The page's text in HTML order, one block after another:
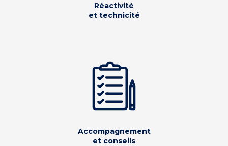
Réactivité
et technicité
Accompagnement
et conseils